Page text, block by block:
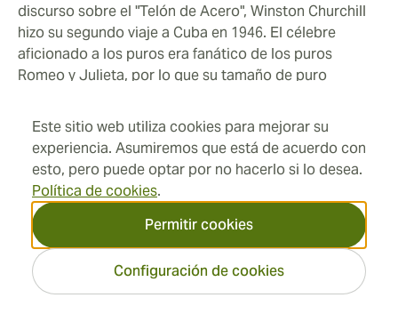
Este sitio web utiliza cookies para mejorar su
experiencia. Asumiremos que está de acuerdo con
esto, pero puede optar por no hacerlo si lo desea.
Política de cookies.
Permitir cookies
Configuración de cookies
discurso sobre el "Telón de Acero", Winston Churchill
hizo su segundo viaje a Cuba en 1946. El célebre
aficionado a los puros era fanático de los puros
Romeo y Julieta, por lo que su tamaño de puro
visita. Los más famosos tamaño del puro de todos los
tiempos, el Churchill, nació.
Los Años de Castro y Más Allá
El prestigio y la popularidad de Romeo y Julieta
alcanzaron su punto máximo con el fallecimiento de
José Rodríguez Fernández en 1954. Pero el ascenso de
Fidel Castro marcó el comienzo de un período